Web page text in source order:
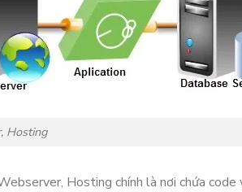
Hosting
Hosting chính là nơi chứa code